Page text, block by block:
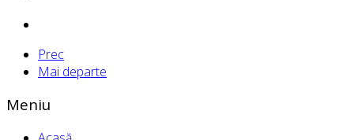
Prec
Mai departe
Meniu